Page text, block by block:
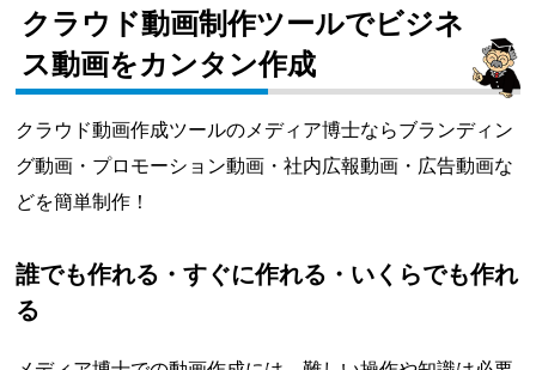
クラウド動画制作ツールでビジネ
ス動画をカンタン作成
クラウド動画作成ツールのメディア博士ならブランディン
グ動画・プロモーション動画・社内広報動画・広告動画な
どを簡単制作！
誰でも作れる・すぐに作れる・いくらでも作れ
る